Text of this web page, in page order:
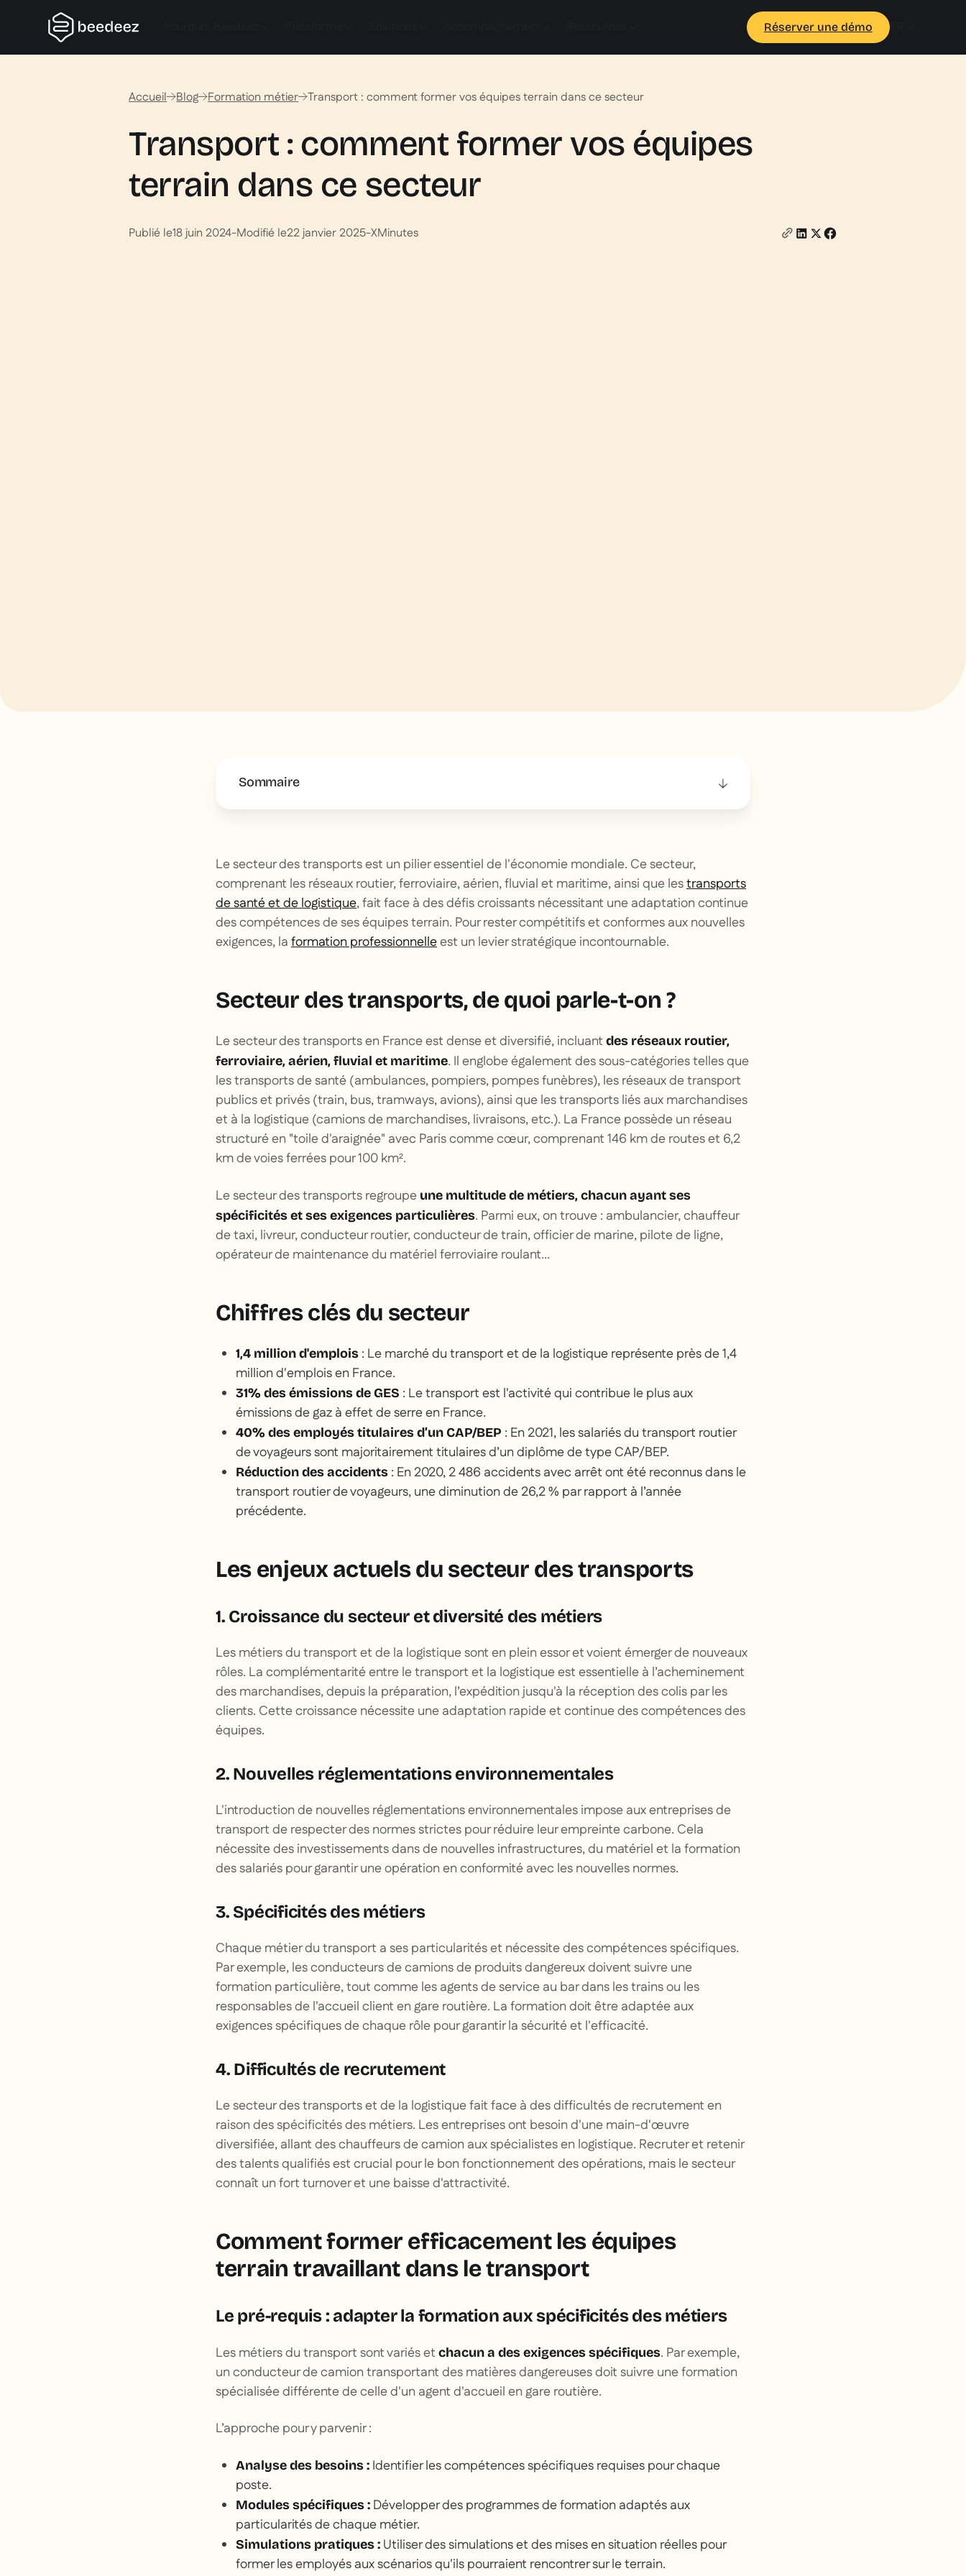
Réserver une démo FR
Accueil Blog Formation métier Transport : comment former vos équipes terrain dans ce secteur
Transport : comment former vos équipes
terrain dans ce secteur
Publié le18 juin 2024-Modifié le22 janvier 2025-XMinutes
Sommaire
Le secteur des transports est un pilier essentiel de l'économie mondiale. Ce secteur,
comprenant les réseaux routier, ferroviaire, aérien, fluvial et maritime, ainsi que lestransports
de santé et de logistique, fait face à des défis croissants nécessitant une adaptation continue
des compétences de ses équipes terrain. Pour rester compétitifs et conformes aux nouvelles
exigences, laformation professionnelleest un levier stratégique incontournable.
Secteur des transports, de quoi parle-t-on ?
Le secteur des transports en France est dense et diversifié, incluant des réseaux routier,
ferroviaire, aérien, fluvial et maritime. Il englobe également des sous-catégories telles que
les transports de santé (ambulances, pompiers, pompes funèbres), les réseaux de transport
publics et privés (train, bus, tramways, avions), ainsi que les transports liés aux marchandises
et à la logistique (camions de marchandises, livraisons, etc.). La France possède un réseau
structuré en "toile d'araignée" avec Paris comme cœur, comprenant 146 km de routes et 6,2
km de voies ferrées pour 100 km².
Le secteur des transports regroupe une multitude de métiers, chacun ayant ses
spécificités et ses exigences particulières. Parmi eux, on trouve : ambulancier, chauffeur
de taxi, livreur, conducteur routier, conducteur de train, officier de marine, pilote de ligne,
opérateur de maintenance du matériel ferroviaire roulant…
Chiffres clés du secteur
1,4 million d'emplois : Le marché du transport et de la logistique représente près de 1,4
million d'emplois en France.
31% des émissions de GES : Le transport est l'activité qui contribue le plus aux
émissions de gaz à effet de serre en France.
40% des employés titulaires d’un CAP/BEP : En 2021, les salariés du transport routier
de voyageurs sont majoritairement titulaires d’un diplôme de type CAP/BEP.
Réduction des accidents : En 2020, 2 486 accidents avec arrêt ont été reconnus dans le
transport routier de voyageurs, une diminution de 26,2 % par rapport à l’année
précédente.
Les enjeux actuels du secteur des transports
1. Croissance du secteur et diversité des métiers
Les métiers du transport et de la logistique sont en plein essor et voient émerger de nouveaux
rôles. La complémentarité entre le transport et la logistique est essentielle à l’acheminement
des marchandises, depuis la préparation, l’expédition jusqu'à la réception des colis par les
clients. Cette croissance nécessite une adaptation rapide et continue des compétences des
équipes.
2. Nouvelles réglementations environnementales
L'introduction de nouvelles réglementations environnementales impose aux entreprises de
transport de respecter des normes strictes pour réduire leur empreinte carbone. Cela
nécessite des investissements dans de nouvelles infrastructures, du matériel et la formation
des salariés pour garantir une opération en conformité avec les nouvelles normes.
3. Spécificités des métiers
Chaque métier du transport a ses particularités et nécessite des compétences spécifiques.
Par exemple, les conducteurs de camions de produits dangereux doivent suivre une
formation particulière, tout comme les agents de service au bar dans les trains ou les
responsables de l'accueil client en gare routière. La formation doit être adaptée aux
exigences spécifiques de chaque rôle pour garantir la sécurité et l'efficacité.
4. Difficultés de recrutement
Le secteur des transports et de la logistique fait face à des difficultés de recrutement en
raison des spécificités des métiers. Les entreprises ont besoin d'une main-d'œuvre
diversifiée, allant des chauffeurs de camion aux spécialistes en logistique. Recruter et retenir
des talents qualifiés est crucial pour le bon fonctionnement des opérations, mais le secteur
connaît un fort turnover et une baisse d'attractivité.
Comment former efficacement les équipes
terrain travaillant dans le transport
Le pré-requis : adapter la formation aux spécificités des métiers
Les métiers du transport sont variés et chacun a des exigences spécifiques. Par exemple,
un conducteur de camion transportant des matières dangereuses doit suivre une formation
spécialisée différente de celle d'un agent d'accueil en gare routière.
L’approche pour y parvenir :
Analyse des besoins : Identifier les compétences spécifiques requises pour chaque
poste.
Modules spécifiques : Développer des programmes de formation adaptés aux
particularités de chaque métier.
Simulations pratiques : Utiliser des simulations et des mises en situation réelles pour
former les employés aux scénarios qu'ils pourraient rencontrer sur le terrain.